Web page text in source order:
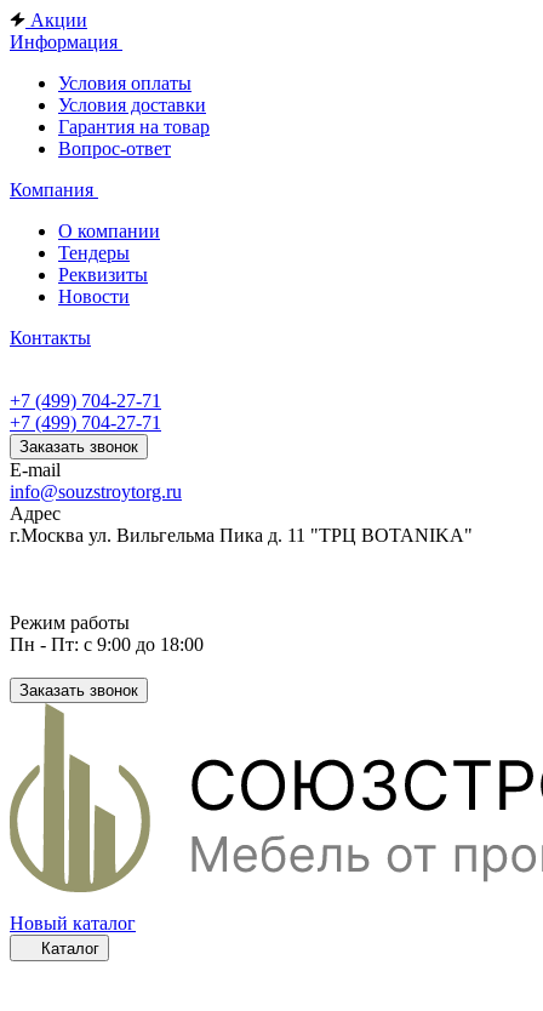
Акции
Информация
Условия оплаты
Условия доставки
Гарантия на товар
Вопрос-ответ
Компания
О компании
Тендеры
Реквизиты
Новости
Контакты
+7 (499) 704-27-71
+7 (499) 704-27-71
Заказать звонок
E-mail
info@souzstroytorg.ru
Адрес
г.Москва ул. Вильгельма Пика д. 11 "ТРЦ BOTANIKA"
Режим работы
Пн - Пт: с 9:00 до 18:00
Заказать звонок
Новый каталог
Каталог